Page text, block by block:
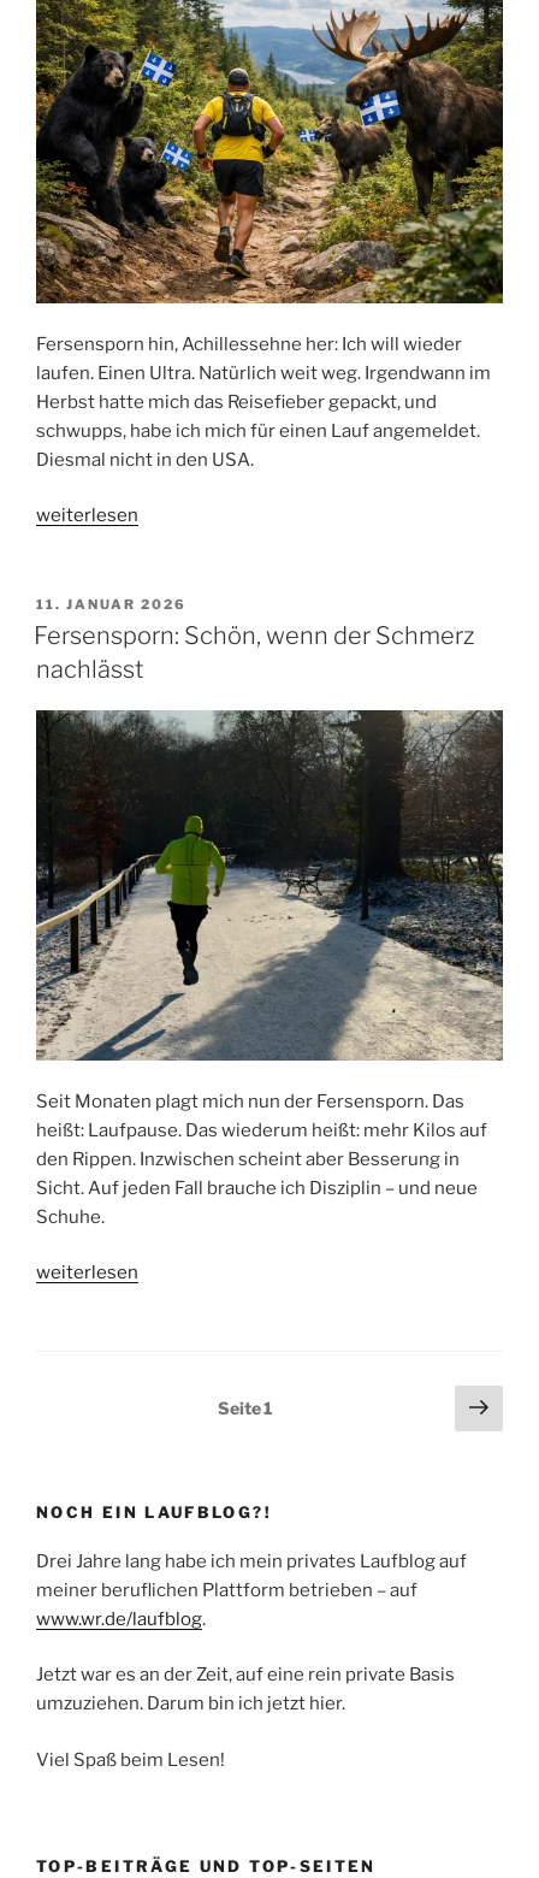
Tag“
Fersensporn hin, Achillessehne her: Ich will wieder
laufen. Einen Ultra. Natürlich weit weg. Irgendwann im
Herbst hatte mich das Reisefieber gepackt, und
schwupps, habe ich mich für einen Lauf angemeldet.
Diesmal nicht in den USA.
„Wenn
läuft
zumindest
weiterlesen
VERÖFFENTLICHT
AM
11. JANUAR 2026
Fersensporn: Schön, wenn der Schmerz
nachlässt
Seit Monaten plagt mich nun der Fersensporn. Das
heißt: Laufpause. Das wiederum heißt: mehr Kilos auf
den Rippen. Inzwischen scheint aber Besserung in
Sicht. Auf jeden Fall brauche ich Disziplin – und neue
Schuhe.
„Fersensporn:
weiterlesen
Seitennummerierung
Seite1
NOCH EIN LAUFBLOG?!
Drei Jahre lang habe ich mein privates Laufblog auf
meiner beruflichen Plattform betrieben – auf
www.wr.de/laufblog.
Jetzt war es an der Zeit, auf eine rein private Basis
umzuziehen. Darum bin ich jetzt hier.
Viel Spaß beim Lesen!
TOP-BEITRÄGE UND TOP-SEITEN